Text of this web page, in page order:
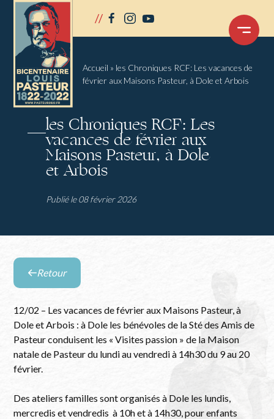
// facebook
instagram
youtube
OUVRIR
MENU
Accueil » les Chroniques RCF: Les vacances de
février aux Maisons Pasteur, à Dole et Arbois
les Chroniques RCF: Les
vacances de février aux
Maisons Pasteur, à Dole
et Arbois
Publié le 08 février 2026
Retour
la
liste
des
évènements
Retour
12/02 – Les vacances de février aux Maisons Pasteur, à
Dole et Arbois : à Dole les bénévoles de la Sté des Amis de
Pasteur conduisent les « Visites passion » de la Maison
natale de Pasteur du lundi au vendredi à 14h30 du 9 au 20
février.
Des ateliers familles sont organisés à Dole les lundis,
mercredis et vendredis à 10h et à 14h30, pour enfants
Panneau de gestion des cookies